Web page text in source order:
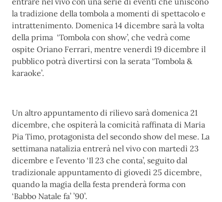
la tradizione della tombola a momenti di spettacolo e
intrattenimento. Domenica 14 dicembre sarà la volta
della prima ‘Tombola con show’, che vedrà come
ospite Oriano Ferrari, mentre venerdì 19 dicembre il
pubblico potrà divertirsi con la serata ‘Tombola &
karaoke’.
Un altro appuntamento di rilievo sarà domenica 21
dicembre, che ospiterà la comicità raffinata di Maria
Pia Timo, protagonista del secondo show del mese. La
settimana natalizia entrerà nel vivo con martedì 23
dicembre e l’evento ‘Il 23 che conta’, seguito dal
tradizionale appuntamento di giovedì 25 dicembre,
quando la magia della festa prenderà forma con
‘Babbo Natale fa’ ’90’.